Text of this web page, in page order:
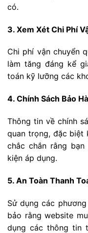
có.
3. Xem Xét Chi Phí
Chi phí vận chuyển
làm tăng đáng kể
toán kỹ lưỡng các
4. Chính Sách Bảo
Thông tin về chính
quan trọng, đặc biệt
chắc chắn rằng
kiện áp dụng.
5. An Toàn Thanh
Sử dụng các
bảo rằng website
dụng các thông tin